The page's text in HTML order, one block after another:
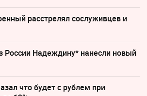
расстрелял сослуживцев и
России Надеждину* нанесли новый
что будет с рублем при